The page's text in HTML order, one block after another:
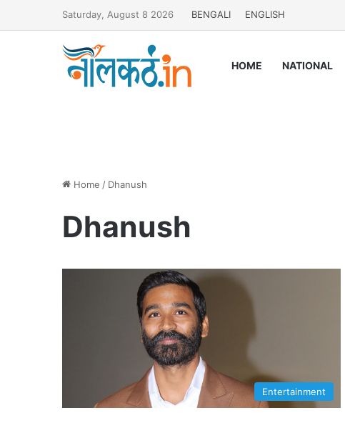
Saturday, August 8 2026 BENGALI ENGLISH
HOME NATIONAL
Home / Dhanush
Dhanush
Entertainment